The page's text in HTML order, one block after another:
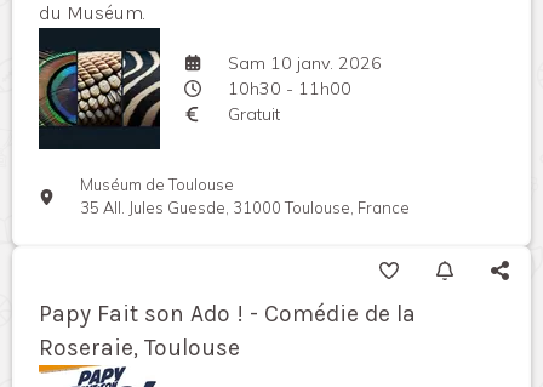
du Muséum.
Sam 10 janv. 2026
10h30 - 11h00
Gratuit
Muséum de Toulouse
35 All. Jules Guesde, 31000 Toulouse, France
Papy Fait son Ado ! - Comédie de la
Roseraie, Toulouse